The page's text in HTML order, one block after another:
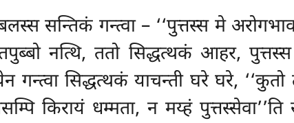
सन्तिकं गन्त्वा – ‘‘पुत्तस्स मे
नत्थि, ततो सिद्धत्थकं आहर,
गन्त्वा सिद्धत्थकं याचन्ती घरे घरे,
किरायं धम्मता, न मय्हं